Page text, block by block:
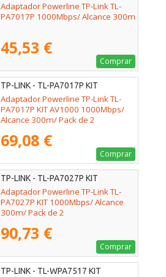
Adaptador Powerline TP-Link TL-
PA7017P 1000Mbps/ Alcance 300m
45,53 €
Comprar
TP-LINK - TL-PA7017P KIT
Adaptador Powerline TP-Link TL-
PA7017P KIT AV1000 1000Mbps/
Alcance 300m/ Pack de 2
69,08 €
Comprar
TP-LINK - TL-PA7027P KIT
Adaptador Powerline TP-Link TL-
PA7027P KIT 1000Mbps/ Alcance
300m/ Pack de 2
90,73 €
Comprar
TP-LINK - TL-WPA7517 KIT